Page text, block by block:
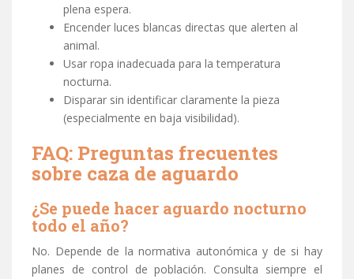
plena espera.
Encender luces blancas directas que alerten al
animal.
Usar ropa inadecuada para la temperatura
nocturna.
Disparar sin identificar claramente la pieza
(especialmente en baja visibilidad).
FAQ: Preguntas frecuentes
sobre caza de aguardo
¿Se puede hacer aguardo nocturno
todo el año?
No. Depende de la normativa autonómica y de si hay
planes de control de población. Consulta siempre el